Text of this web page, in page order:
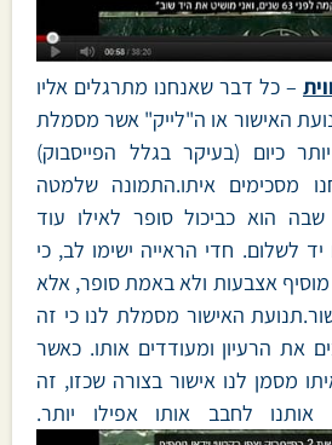
– כל דבר שאנחנו מתרגלים אליו
האישור או ה"לייק" אשר מסמלת
כיום (בעיקר בגלל הפייסבוק)
מסכימים איתו.התמונה שלמטה
הוא כביכול סופר לאילו עוד
יד לשלום. חדי הראייה ישימו לב, כי
מוסיף אצבעות ולא באמת סופר, אלא
האישור מסמלת לנו כי זה
את הרעיון ומעודדים אותו. כאשר
מסמן לנו אישור בצורה שכזו, זה
אותנו לחבב אותו אפילו יותר.